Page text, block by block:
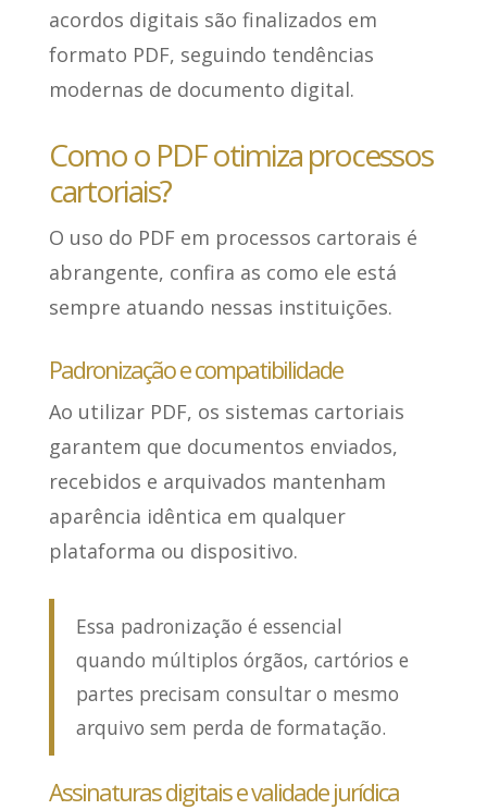
acordos digitais são finalizados em
formato PDF, seguindo tendências
modernas de documento digital.
Como o PDF otimiza processos
cartoriais?
O uso do PDF em processos cartorais é
abrangente, confira as como ele está
sempre atuando nessas instituições.
Padronização e compatibilidade
Ao utilizar PDF, os sistemas cartoriais
garantem que documentos enviados,
recebidos e arquivados mantenham
aparência idêntica em qualquer
plataforma ou dispositivo.
Essa padronização é essencial
quando múltiplos órgãos, cartórios e
partes precisam consultar o mesmo
arquivo sem perda de formatação.
Assinaturas digitais e validade jurídica